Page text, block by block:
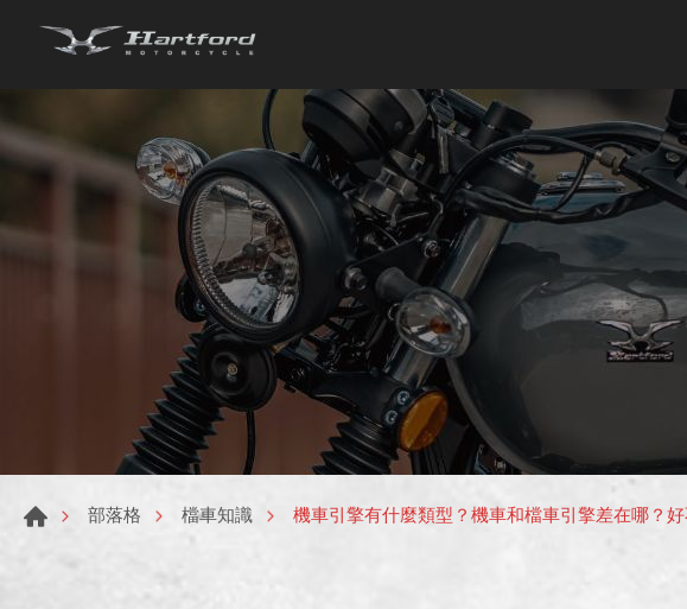
部落格 檔車知識 機車引擎有什麼類型？機車和檔車引擎差在哪？好